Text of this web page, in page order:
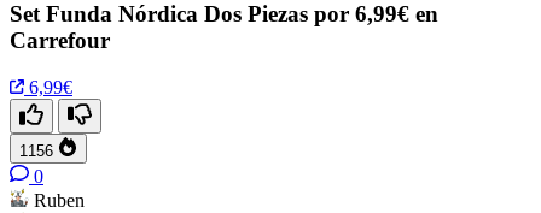
Set Funda Nórdica Dos Piezas por 6,99€ en
Carrefour
6,99€
1156
0
Ruben